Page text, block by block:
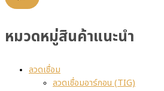
หมวดหมู่สินค้าแนะนำ
ลวดเชื่อม
ลวดเชื่อมอาร์กอน (TIG)